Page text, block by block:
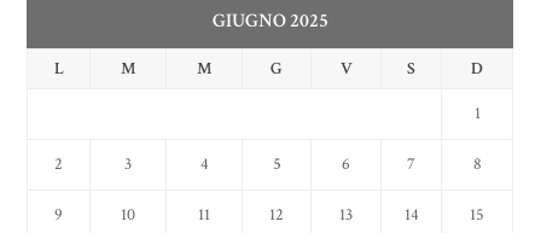
GIUGNO 2025
L M M G V S D
1
2 3 4 5 6 7 8
9 10 11 12 13 14 15